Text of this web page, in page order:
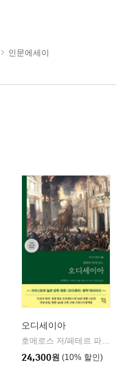
인문에세이
오디세이아
호메로스 저/페테르 파울 루벤스 그림/박문재 역
24,300원 (10% 할인)